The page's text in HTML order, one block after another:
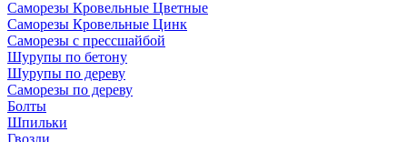
Саморезы Кровельные Цветные
Саморезы Кровельные Цинк
Саморезы с прессшайбой
Шурупы по бетону
Шурупы по дереву
Саморезы по дереву
Болты
Шпильки
Гвозди